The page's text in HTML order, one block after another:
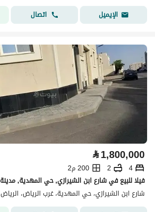
الإيميل
اتصال
⃁1,800,000
4
2
200 م2
شارع ابن الشيرازي، حي المهدية، غرب الرياض، الرياض